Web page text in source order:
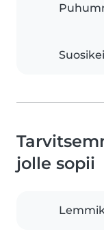
jolle sopii